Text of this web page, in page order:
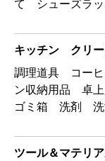
キッチン クリ
調理道具 コー
ン収納用品 卓
ゴミ箱 洗剤
ツール＆マテリ